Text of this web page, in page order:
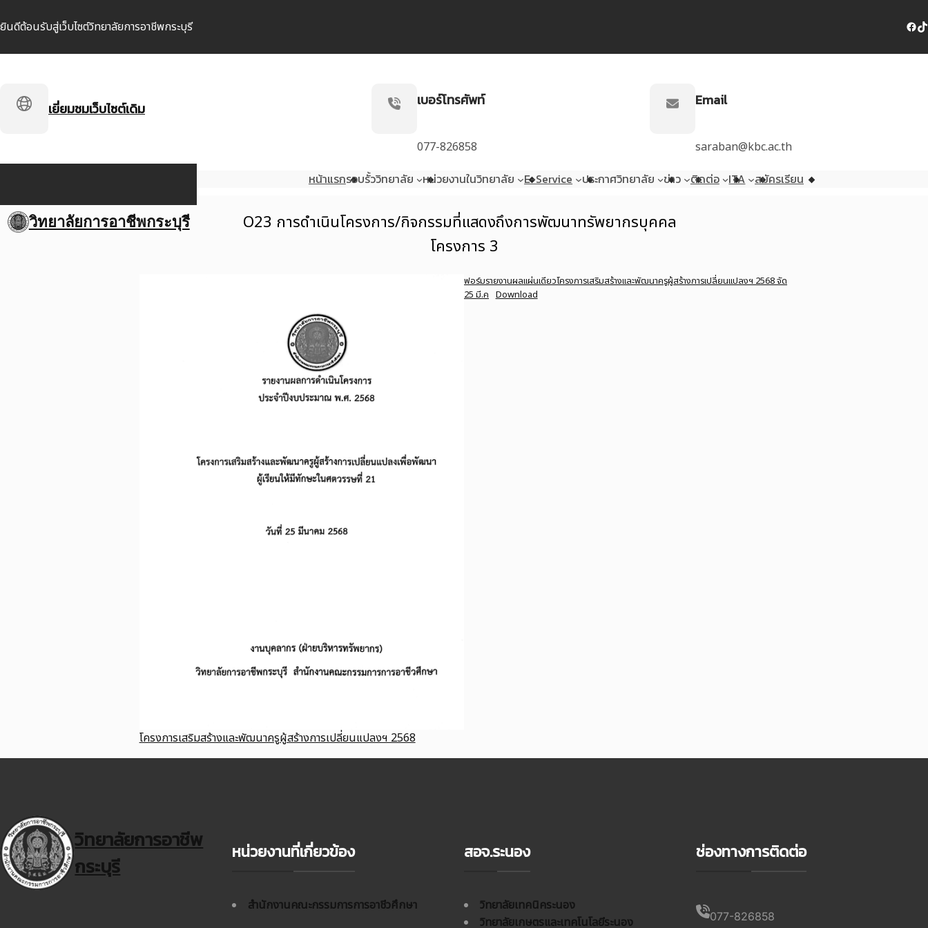
ยินดีต้อนรับสู่เว็บไซต์วิทยาลัยการอาชีพกระบุรี Facebook TikTok
เยี่ยมชมเว็บไซต์เดิม เบอร์โทรศัพท์
077-826858
Email
saraban@kbc.ac.th
วิทยาลัยการอาชีพกระบุรี
หน้าแรกรอบรั้ววิทยาลัย หน่วยงานในวิทยาลัย E-Service ประกาศวิทยาลัย ข่าว ติดต่อ ITA สมัครเรียน
O23 การดำเนินโครงการ/กิจกรรมที่แสดงถึงการพัฒนาทรัพยากรบุคคล
โครงการ 3
โครงการเสริมสร้างและพัฒนาครูผู้สร้างการเปลี่ยนแปลงฯ 2568
ฟอร์มรายงานผลแผ่นเดียวโครงการเสริมสร้างและพัฒนาครูผู้สร้างการเปลี่ยนแปลงฯ 2568 จัด
25 มี.ค Download
วิทยาลัยการอาชีพ
กระบุรี
หน่วยงานที่เกี่ยวข้อง
สำนักงานคณะกรรมการการอาชีวศึกษา
สอจ.ระนอง
วิทยาลัยเทคนิคระนอง
วิทยาลัยเกษตรและเทคโนโลยีระนอง
ช่องทางการติดต่อ
077-826858